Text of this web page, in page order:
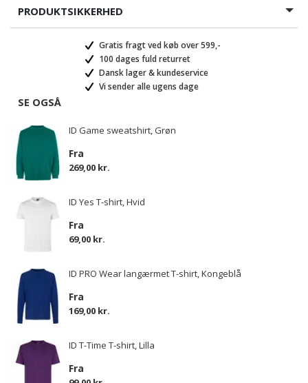
PRODUKTSIKKERHED
Gratis fragt ved køb over 599,-
100 dages fuld returret
Dansk lager & kundeservice
Vi sender alle ugens dage
SE OGSÅ
ID Game sweatshirt, Grøn
Fra
269,00 kr.
ID Yes T-shirt, Hvid
Fra
69,00 kr.
ID PRO Wear langærmet T-shirt, Kongeblå
Fra
169,00 kr.
ID T-Time T-shirt, Lilla
Fra